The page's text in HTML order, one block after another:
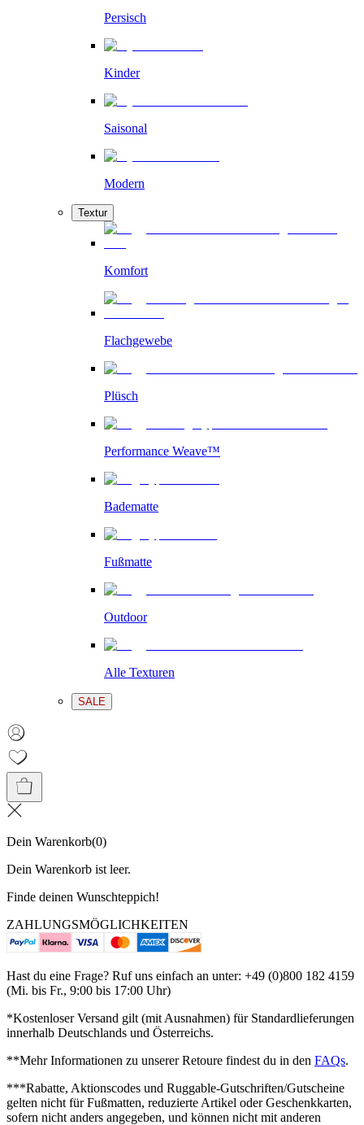
Persisch
Kinder
Saisonal
Modern
Textur
Komfort
Flachgewebe
Plüsch
Performance Weave™
Badematte
Fußmatte
Outdoor
Alle Texturen
SALE
Dein Warenkorb(0)
Dein Warenkorb ist leer.
Finde deinen Wunschteppich!
ZAHLUNGSMÖGLICHKEITEN
Hast du eine Frage? Ruf uns einfach an unter: +49 (0)800 182 4159
(Mi. bis Fr., 9:00 bis 17:00 Uhr)
*Kostenloser Versand gilt (mit Ausnahmen) für Standardlieferungen
innerhalb Deutschlands und Österreichs.
**Mehr Informationen zu unserer Retoure findest du in den FAQs.
***Rabatte, Aktionscodes und Ruggable-Gutschriften/Gutscheine
gelten nicht für Fußmatten, reduzierte Artikel oder Geschenkkarten,
sofern nicht anders angegeben, und können nicht mit anderen